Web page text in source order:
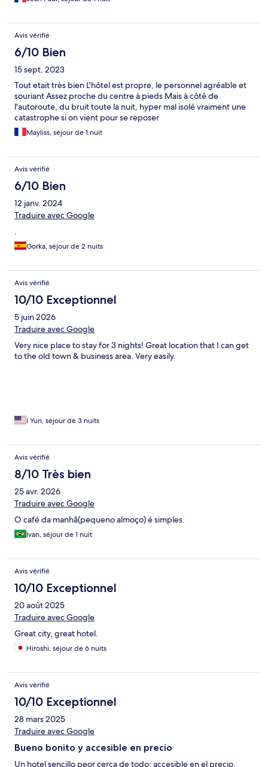
Avis vérifié
6/10 Bien
15 sept. 2023
Tout etait très bien L'hôtel est propre, le personnel agréable et
souriant Assez proche du centre à pieds Mais à côté de
l'autoroute, du bruit toute la nuit, hyper mal isolé vraiment une
catastrophe si on vient pour se reposer
Mayliss, séjour de 1 nuit
Avis vérifié
6/10 Bien
12 janv. 2024
Traduire avec Google
.
Gorka, séjour de 2 nuits
Avis vérifié
10/10 Exceptionnel
5 juin 2026
Traduire avec Google
Very nice place to stay for 3 nights! Great location that I can get
to the old town & business area. Very easily.
I Yun, séjour de 3 nuits
Avis vérifié
8/10 Très bien
25 avr. 2026
Traduire avec Google
O café da manhã(pequeno almoço) é simples.
Ivan, séjour de 1 nuit
Avis vérifié
10/10 Exceptionnel
20 août 2025
Traduire avec Google
Great city, great hotel.
Hiroshi, séjour de 6 nuits
Avis vérifié
10/10 Exceptionnel
28 mars 2025
Traduire avec Google
Bueno bonito y accesible en precio
Un hotel sencillo peor cerca de todo; accesible en el precio.